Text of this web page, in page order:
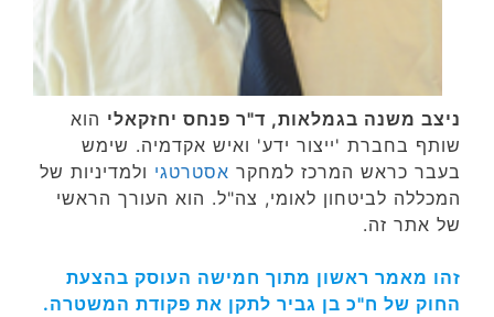
ניצב משנה בגמלאות, ד"ר פנחס יחזקאלי הוא
שותף בחברת 'ייצור ידע' ואיש אקדמיה. שימש
בעבר כראש המרכז למחקר אסטרטגי ולמדיניות של
המכללה לביטחון לאומי, צה"ל. הוא העורך הראשי
של אתר זה.
זהו מאמר ראשון מתוך חמישה העוסק בהצעת
החוק של ח"כ בן גביר לתקן את פקודת המשטרה.